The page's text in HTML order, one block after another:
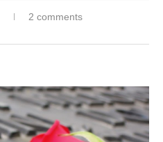
2 comments